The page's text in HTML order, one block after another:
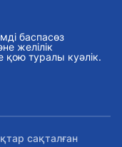
баспасөз
желілік
туралы куәлік.
сақталған